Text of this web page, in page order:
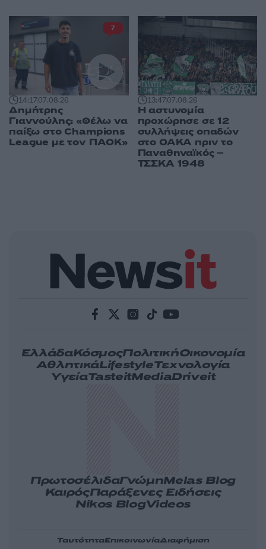
14:1707.08.26
Δημήτρης
Γιαννούλης: «Θέλω να
παίξω στο Champions
League με τον ΠΑΟΚ»
7
13:4707.08.26
Η αστυνομία
προχώρησε σε 12
συλλήψεις οπαδών
στο ΟΑΚΑ πριν το
Παναθηναϊκός –
ΤΣΣΚΑ 1948
ΕλλάδαΚόσμοςΠολιτικήΟικονομία
ΑθλητικάLifestyleΤεχνολογία
ΥγείαTasteitMediaDriveit
ΠρωτοσέλιδαΓνώμηMelas Blog
ΚαιρόςΠαράξενες Ειδήσεις
Nikos BlogVideos
ΤαυτότηταΕπικοινωνίαΔιαφήμιση